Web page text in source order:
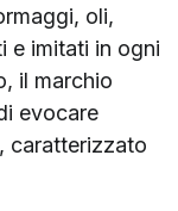
oli,
e imitati in ogni
il marchio
evocare
caratterizzato